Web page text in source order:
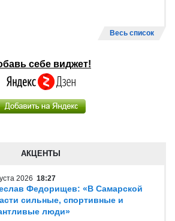
Весь список
себе виджет!
АКЦЕНТЫ
2026 18:27
Федорищев: «В Самарской
сильные, спортивные и
люди»